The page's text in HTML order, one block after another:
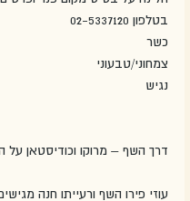
בטלפון 02-5337120
כשר
צמחוני/טבעוני
נגיש
דרך השף – מרוקו וכודיסטאן על
עוזי פירו השף ורעייתו חנה